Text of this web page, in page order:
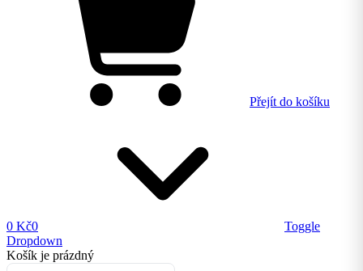
Přejít do košíku
0 Kč0
Toggle
Dropdown
Košík je prázdný